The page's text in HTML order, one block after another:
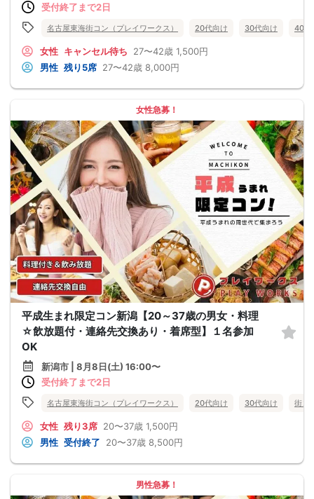
受付終了まで2日
名古屋東海街コン（プレイワークス） 20代向け 30代向け 40代
女性 キャンセル待ち 27〜42歳 1,500円
男性 残り5席 27〜42歳 8,000円
女性急募！
平成生まれ限定コン新潟【20～37歳の男女・料理
☆飲放題付・連絡先交換あり・着席型】１名参加
OK
新潟市 | 8月8日(土) 16:00〜
受付終了まで2日
名古屋東海街コン（プレイワークス） 20代向け 30代向け 街コ
女性 残り3席 20〜37歳 1,500円
男性 受付終了 20〜37歳 8,500円
男性急募！